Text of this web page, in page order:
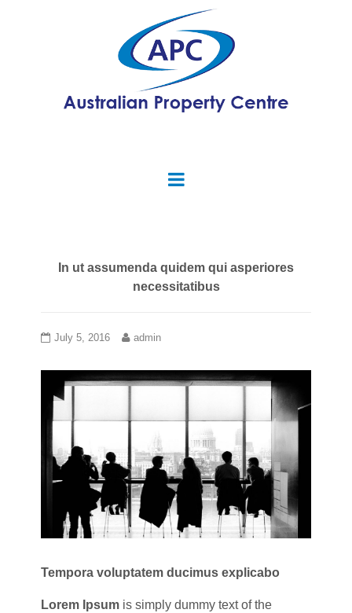
In ut assumenda quidem qui asperiores
necessitatibus
July 5, 2016 admin
Tempora voluptatem ducimus explicabo
Lorem Ipsum is simply dummy text of the